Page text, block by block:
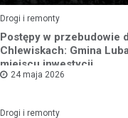
Drogi i remonty
Postępy w przebudowie
Chlewiskach: Gmina
miejscu inwestycji
24 maja 2026
Drogi i remonty